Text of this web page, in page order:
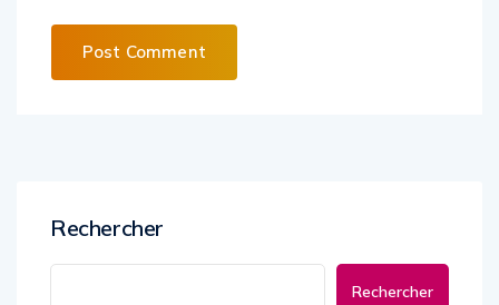
Rechercher
Rechercher